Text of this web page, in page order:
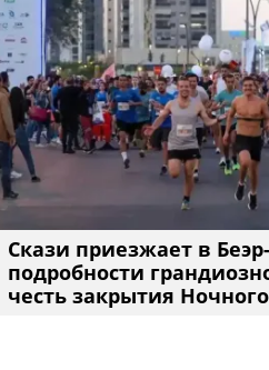
Скази приезжает в
подробности
честь закрытия